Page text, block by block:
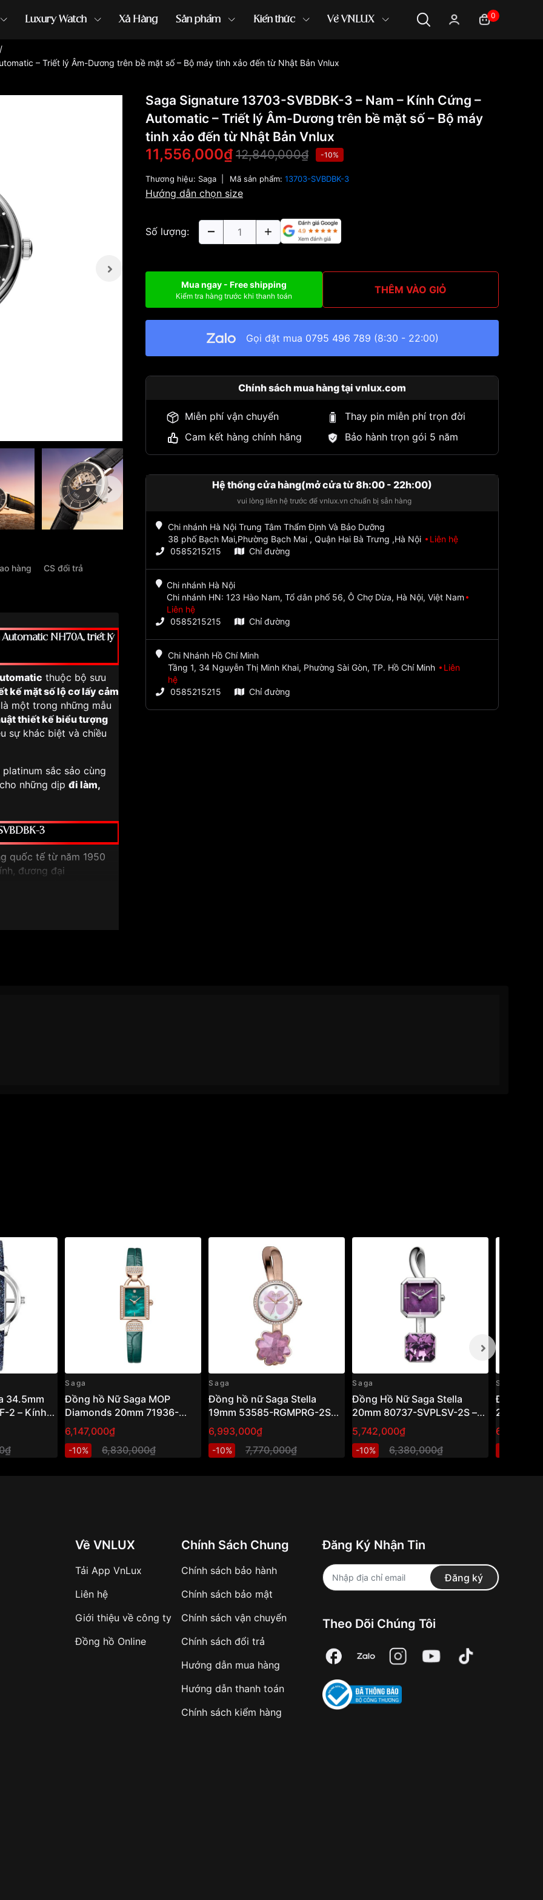
Luxury Watch Xả Hàng Sản phẩm Kiến thức Về VNLUX 0
/
– Triết lý Âm-Dương trên bề mặt số – Bộ máy tinh xảo đến từ Nhật Bản Vnlux
hàng CS đổi trả
Automatic NH70A, triết lý
thuộc bộ sưu
kế mặt số lộ cơ lấy cảm
một trong những mẫu
thiết kế biểu tượng
sự khác biệt và chiều
sắc sảo cùng
những dịp đi làm,
3
quốc tế từ năm 1950
đương đại
trong thiết kế hiện đại
xảo từ Nhật Bản
bản skeleton cao
phần.
và giá trị sử dụng lâu
cơ hoặc yêu thích thiết
công sở
trì độ bền lâu dài.
mạnh mẽ
gây rối mắt
Saga Signature 13703-SVBDBK-3 – Nam – Kính Cứng –
Automatic – Triết lý Âm-Dương trên bề mặt số – Bộ máy
tinh xảo đến từ Nhật Bản Vnlux
11,556,000₫ 12,840,000₫ -10%
Thương hiệu: Saga Mã sản phẩm: 13703-SVBDBK-3
Hướng dẫn chọn size
Số lượng:
Mua ngay - Free shipping
Kiểm tra hàng trước khi thanh toán THÊM VÀO GIỎ
Gọi đặt mua 0795 496 789 (8:30 - 22:00)
Chính sách mua hàng tại vnlux.com
Miễn phí vận chuyển
Thay pin miễn phí trọn đời
Cam kết hàng chính hãng
Bảo hành trọn gói 5 năm
Hệ thống cửa hàng(mở cửa từ 8h:00 - 22h:00)
vui lòng liên hệ trước để vnlux.vn chuẩn bị sẵn hàng
Chi nhánh Hà Nội Trung Tâm Thẩm Định Và Bảo Dưỡng
38 phố Bạch Mai,Phường Bạch Mai , Quận Hai Bà Trưng ,Hà Nội
Liên hệ
0585215215
Chỉ đường
Chi nhánh Hà Nội
Chi nhánh HN: 123 Hào Nam, Tổ dân phố 56, Ô Chợ Dừa, Hà Nội, Việt Nam
Liên hệ
0585215215
Chỉ đường
Chi Nhánh Hồ Chí Minh
Tầng 1, 34 Nguyễn Thị Minh Khai, Phường Sài Gòn, TP. Hồ Chí Minh
Liên
hệ
0585215215
Chỉ đường
34.5mm
2 – Kính
– Dây
Saga
Đồng hồ Nữ Saga MOP
Diamonds 20mm 71936-
RGGRGR-2 – Kính Cứng –
Quartz (Pin) – Swiss Movt,
Khảm Xà Cừ, Kim Cương
6,147,000₫
-10% 6,830,000₫
Saga
Đồng hồ nữ Saga Stella
19mm 53585-RGMPRG-2S
Mineral Crystal – Quartz (Pin)
- Đính Swarovski, Khảm Xà
Cừ - VNLUX
6,993,000₫
-10% 7,770,000₫
Saga
Đồng Hồ Nữ Saga Stella
20mm 80737-SVPLSV-2S –
Mineral Crystal – Quartz (Pin)
– Đính Swarovski, Khảm Xà
Cừ – VNLUX
5,742,000₫
-10% 6,380,000₫
Saga
Đồng Hồ
22.5mm
– Mineral
Về VNLUX
Tải App VnLux
Liên hệ
Giới thiệu về công ty
Đồng hồ Online
Chính Sách Chung
Chính sách bảo hành
Chính sách bảo mật
Chính sách vận chuyển
Chính sách đổi trả
Hướng dẫn mua hàng
Hướng dẫn thanh toán
Chính sách kiểm hàng
Đăng Ký Nhận Tin
Đăng ký
Theo Dõi Chúng Tôi